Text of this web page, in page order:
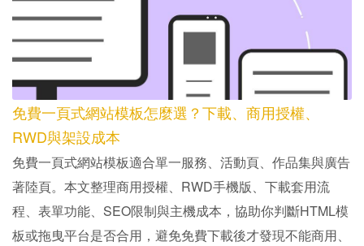
免費一頁式網站模板怎麼選？下載、商用授權、
RWD與架設成本
免費一頁式網站模板適合單一服務、活動頁、作品集與廣告
著陸頁。本文整理商用授權、RWD手機版、下載套用流
程、表單功能、SEO限制與主機成本，協助你判斷HTML模
板或拖曳平台是否合用，避免免費下載後才發現不能商用、